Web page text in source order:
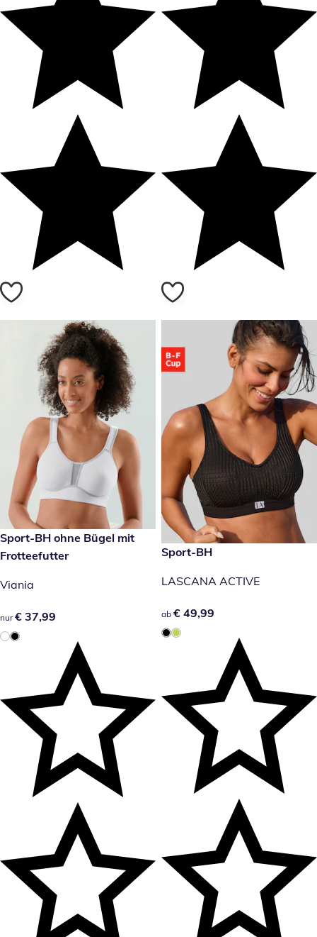
€ 37,99
Sport-BH ohne Bügel mit
Frotteefutter
Viania
€ 37,99
nur € 37,99
€ 49,99
Sport-BH
LASCANA ACTIVE
€ 49,99
ab € 49,99